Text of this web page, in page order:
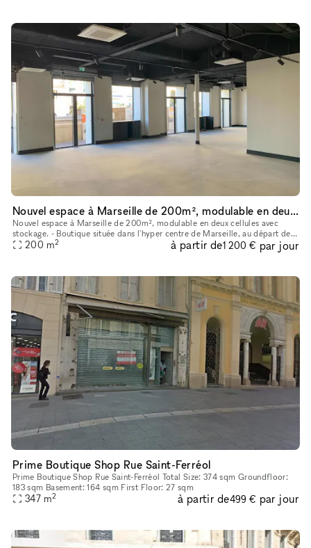
Nouvel espace à Marseille de 200m², modulable en deux cellules avec stockage.
Nouvel espace à Marseille de 200m², modulable en deux cellules avec
stockage. - Boutique située dans l'hyper centre de Marseille, au départ de
la Canebière, rue la plus connue de Marseille • Passage
200 m2 à partir de1 200 € par jour
Prime Boutique Shop Rue Saint-Ferréol
Prime Boutique Shop Rue Saint-Ferréol Total Size: 374 sqm Groundfloor:
183 sqm Basement: 164 sqm First Floor: 27 sqm
347 m2 à partir de499 € par jour